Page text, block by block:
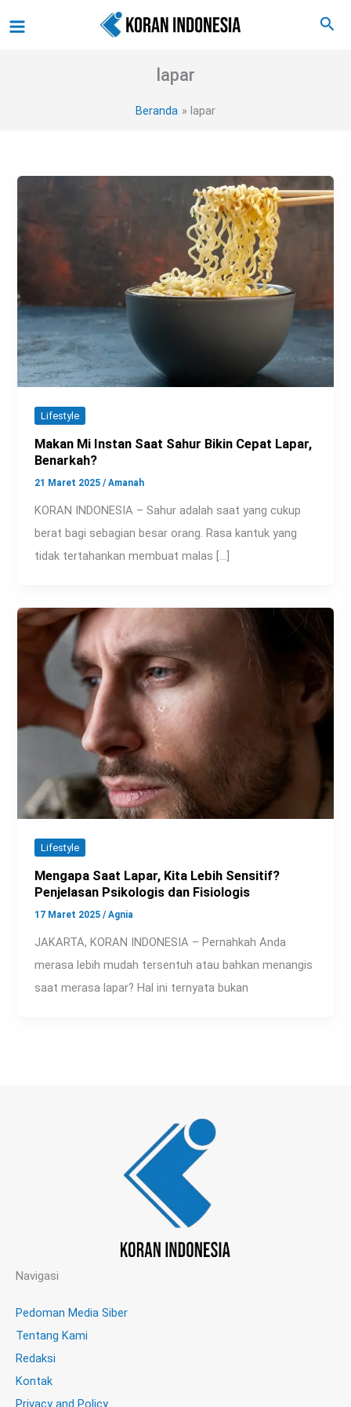
ke
Cari
lapar
Beranda lapar
Lifestyle
Makan Mi Instan Saat Sahur Bikin Cepat Lapar,
Benarkah?
21 Maret 2025/Amanah
KORAN INDONESIA – Sahur adalah saat yang cukup
berat bagi sebagian besar orang. Rasa kantuk yang
tidak tertahankan membuat malas […]
Lifestyle
Mengapa Saat Lapar, Kita Lebih Sensitif?
Penjelasan Psikologis dan Fisiologis
17 Maret 2025/Agnia
JAKARTA, KORAN INDONESIA – Pernahkah Anda
merasa lebih mudah tersentuh atau bahkan menangis
saat merasa lapar? Hal ini ternyata bukan
Navigasi
Pedoman Media Siber
Tentang Kami
Redaksi
Kontak
Privacy and Policy